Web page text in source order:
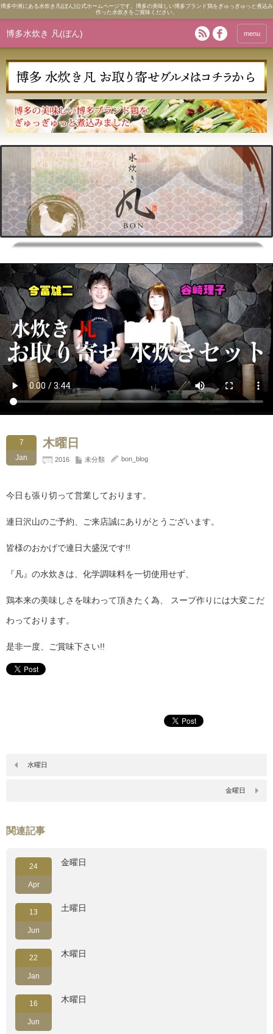
博多中洲にある水炊き凡(ぼん)公式ホームページです。博多の美味しい博多ブランド鶏をぎゅっぎゅっと煮込み
作った水炊きをご賞味ください。
博多水炊き 凡(ぼん) menu
7
Jan
木曜日
2016 未分類 bon_blog
今日も張り切って営業しております。
連日沢山のご予約、ご来店誠にありがとうございます。
皆様のおかげで連日大盛況です!!
『凡』の水炊きは、化学調味料を一切使用せず、
鶏本来の美味しさを味わって頂きたく為、 スープ作りには大変こだ
わっております。
是非一度、ご賞味下さい!!
水曜日
金曜日
関連記事
24
Apr
金曜日
13
Jun
土曜日
22
Jan
木曜日
16
Jun
木曜日